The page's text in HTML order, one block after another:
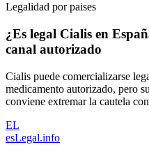
Legalidad por paises
¿Es legal Cialis en
canal autorizado
Cialis puede comercializarse
medicamento autorizado, pero
conviene extremar la cautela
EL
esLegal.info